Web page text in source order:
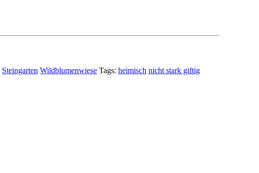
Steingarten Wildblumenwiese Tags: heimisch nicht stark giftig